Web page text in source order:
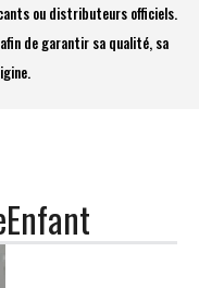
ou distributeurs officiels.
de garantir sa qualité, sa
Enfant